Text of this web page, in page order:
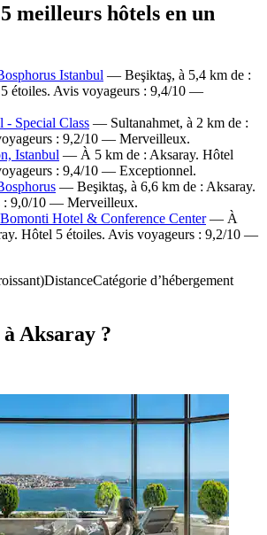
meilleurs hôtels en un
Istanbul — Beşiktaş, à 5,4 km de :
étoiles. Avis voyageurs : 9,4/10 —
- Special Class — Sultanahmet, à 2 km de :
: 9,2/10 — Merveilleux.
Istanbul — À 5 km de : Aksaray. Hôtel
: 9,4/10 — Exceptionnel.
— Beşiktaş, à 6,6 km de : Aksaray.
: 9,0/10 — Merveilleux.
Hotel & Conference Center— À
Hôtel 5 étoiles. Avis voyageurs : 9,2/10 —
DistanceCatégorie d’hébergement
Aksaray ?